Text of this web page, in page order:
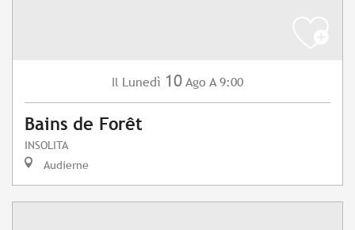
Il Lunedì 10 Ago A 9:00
Bains de Forêt
INSOLITA
Audierne